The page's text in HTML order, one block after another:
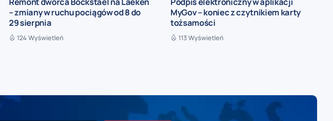
– zmiany w ruchu pociągów od 8 do
29 sierpnia
124 Wyświetleń
MyGov – koniec z czytnikiem karty
tożsamości
113 Wyświetleń